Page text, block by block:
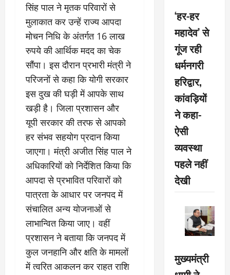
सिंह पाल ने मृतक परिवारों से
मुलाकात कर उन्हें राज्य आपदा
मोचन निधि के अंतर्गत 16 लाख
रुपये की आर्थिक मदद का चेक
सौंपा। इस दौरान प्रभारी मंत्री ने
परिजनों से कहा कि योगी सरकार
इस दुख की घड़ी में आपके साथ
खड़ी है। जिला प्रशासन और
यूपी सरकार की तरफ से आपको
हर संभव सहयोग प्रदान किया
जाएगा। मंत्री अजीत सिंह पाल ने
अधिकारियों को निर्देशित किया कि
आपदा से प्रभावित परिवारों को
पात्रता के आधार पर जनपद में
संचालित अन्य योजनाओं से
लाभान्वित किया जाए। वहीं
प्रशासन ने बताया कि जनपद में
कुल जनहानि और क्षति के मामलों
में त्वरित आकलन कर राहत राशि
‘हर-हर
महादेव’ से
गूंज रही
धर्मनगरी
हरिद्वार,
कांवड़ियों
ने कहा-
ऐसी
व्यवस्था
पहले नहीं
देखी
मुख्यमंत्री